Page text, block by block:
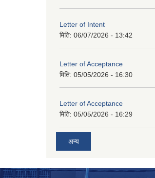
Letter of Intent
मिति: 06/07/2026 - 13:42
Letter of Acceptance
मिति: 05/05/2026 - 16:30
Letter of Acceptance
मिति: 05/05/2026 - 16:29
अन्य